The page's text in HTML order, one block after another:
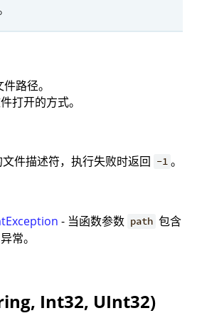
路径。
打开的方式。
件描述符，执行失败时返回 -1 。
- 当函数参数 path 包含
常。
Int32, UInt32)